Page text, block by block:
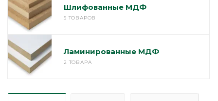
Шлифованные МДФ
5 ТОВАРОВ
Ламинированные МДФ
2 ТОВАРА